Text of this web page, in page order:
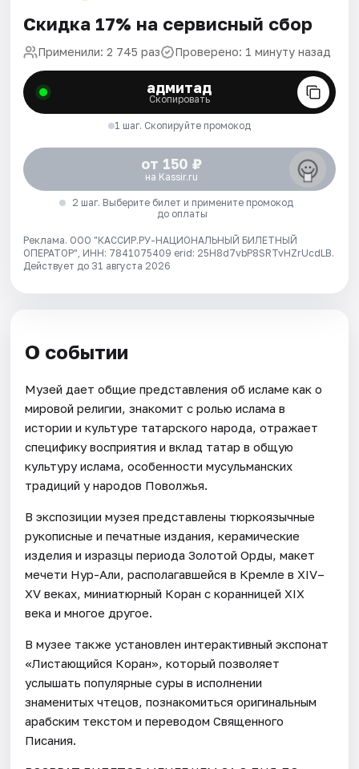
Скидка 17% на сервисный сбор
Применили: 2 745 раз Проверено: 1 минуту назад
адмитад
Скопировать
1 шаг. Скопируйте промокод
от 150 ₽
на Kassir.ru
2 шаг. Выберите билет и примените промокод
до оплаты
Реклама. ООО "КАССИР.РУ-НАЦИОНАЛЬНЫЙ БИЛЕТНЫЙ
ОПЕРАТОР", ИНН: 7841075409 erid: 25H8d7vbP8SRTvHZrUcdLB.
Действует до 31 августа 2026
О событии
Музей дает общие представления об исламе как о
мировой религии, знакомит с ролью ислама в
истории и культуре татарского народа, отражает
специфику восприятия и вклад татар в общую
культуру ислама, особенности мусульманских
традиций у народов Поволжья.
В экспозиции музея представлены тюркоязычные
рукописные и печатные издания, керамические
изделия и изразцы периода Золотой Орды, макет
мечети Нур-Али, располагавшейся в Кремле в XIV–
XV веках, миниатюрный Коран с коранницей XIX
века и многое другое.
В музее также установлен интерактивный экспонат
«Листающийся Коран», который позволяет
услышать популярные суры в исполнении
знаменитых чтецов, познакомиться оригинальным
арабским текстом и переводом Священного
Писания.